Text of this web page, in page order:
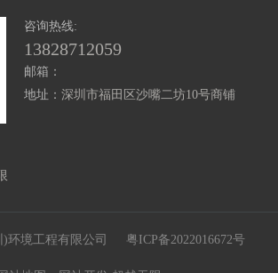
咨询热线:
13828712059
邮箱：
地址：深圳市福田区沙嘴二坊10号商铺
环境工程有限公司 粤ICP备2022016672号